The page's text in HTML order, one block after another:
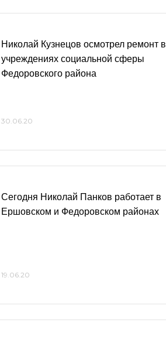
Николай Кузнецов осмотрел ремонт в
учреждениях социальной сферы
Федоровского района
30.06.20
Сегодня Николай Панков работает в
Ершовском и Федоровском районах
19.06.20